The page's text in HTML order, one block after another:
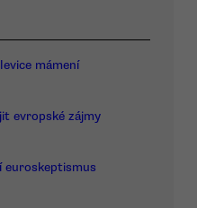
mámení
evropské zájmy
euroskeptismus